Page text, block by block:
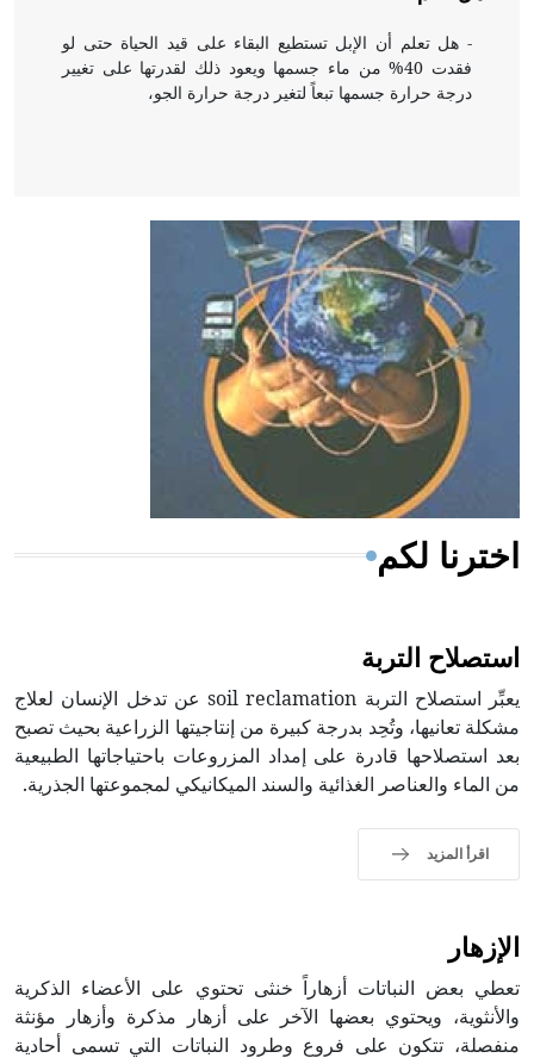
- هل تعلم أن الإبل تستطيع البقاء على قيد الحياة حتى لو
فقدت 40% من ماء جسمها ويعود ذلك لقدرتها على تغيير
درجة حرارة جسمها تبعاً لتغير درجة حرارة الجو،
- هل تعلم أن أبقراط كتب في الطب أربعة مؤلفات هي:
الحكم، الأدلة، تنظيم التغذية، ورسالته في جروح الرأس.
ويعود له الفضل بأنه حرر الطب من الدين والفلسفة.
- هل تعلم أن المرجان إفراز حيواني يتكون في البحر ويتركب
من مادة كربونات الكلسيوم، وهو أحمر أو شديد الحمرة وهو
أجود أنواعه، ويمتاز بكبر الحجم ويسمى الش
اخترنا لكم
استصلاح التربة
يعبِّر استصلاح التربة soil reclamation عن تدخل الإنسان لعلاج
مشكلة تعانيها، وتُحِد بدرجة كبيرة من إنتاجيتها الزراعية بحيث تصبح
بعد استصلاحها قادرة على إمداد المزروعات باحتياجاتها الطبيعية
من الماء والعناصر الغذائية والسند الميكانيكي لمجموعتها الجذرية.
اقرأ المزيد
الإزهار
تعطي بعض النباتات أزهاراً خنثى تحتوي على الأعضاء الذكرية
والأنثوية، ويحتوي بعضها الآخر على أزهار مذكرة وأزهار مؤنثة
منفصلة، تتكون على فروع وطرود النباتات التي تسمى أحادية